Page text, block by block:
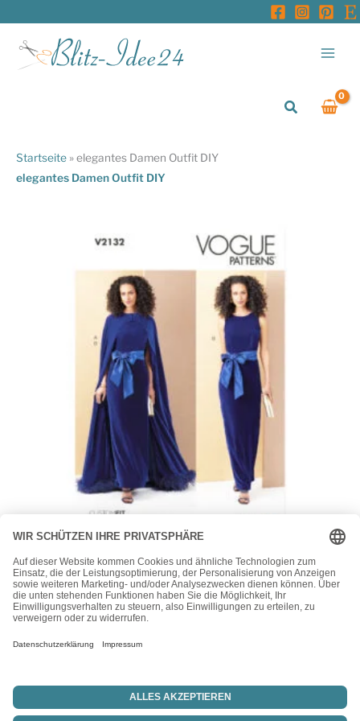
springen
Suchen
Startseite »elegantes Damen Outfit DIY
elegantes Damen Outfit DIY
Vogue
Vogue Schnittmuster – V2132 – ausgefallene
Abendkombination – Damen
24,00€